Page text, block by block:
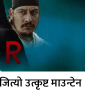
उत्कृष्ट माउन्टेन